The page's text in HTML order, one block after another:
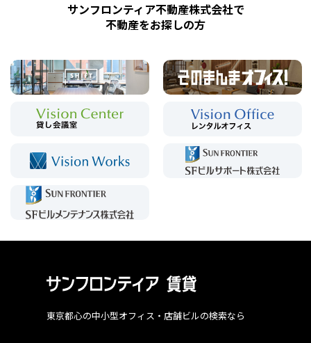
サンフロンティア不動産株式会社で
不動産をお探しの方
東京都心の中小型オフィス・店舗ビルの検索なら